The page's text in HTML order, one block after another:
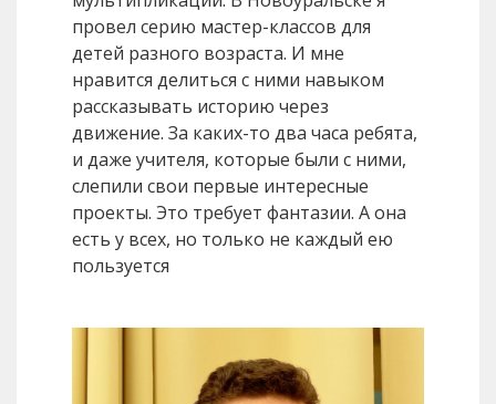
провел серию мастер-классов для
детей разного возраста. И мне
нравится делиться с ними навыком
рассказывать историю через
движение. За каких-то два часа ребята,
и даже учителя, которые были с ними,
слепили свои первые интересные
проекты. Это требует фантазии. А она
есть у всех, но только не каждый ею
пользуется